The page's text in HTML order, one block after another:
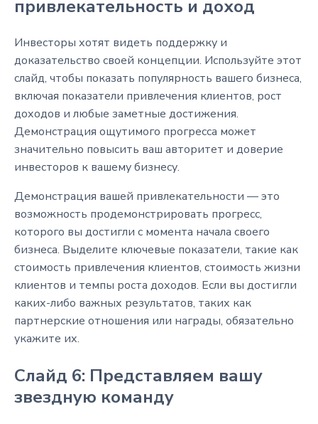
привлекательность и доход
Инвесторы хотят видеть поддержку и
доказательство своей концепции. Используйте этот
слайд, чтобы показать популярность вашего бизнеса,
включая показатели привлечения клиентов, рост
доходов и любые заметные достижения.
Демонстрация ощутимого прогресса может
значительно повысить ваш авторитет и доверие
инвесторов к вашему бизнесу.
Демонстрация вашей привлекательности — это
возможность продемонстрировать прогресс,
которого вы достигли с момента начала своего
бизнеса. Выделите ключевые показатели, такие как
стоимость привлечения клиентов, стоимость жизни
клиентов и темпы роста доходов. Если вы достигли
каких-либо важных результатов, таких как
партнерские отношения или награды, обязательно
укажите их.
Слайд 6: Представляем вашу
звездную команду